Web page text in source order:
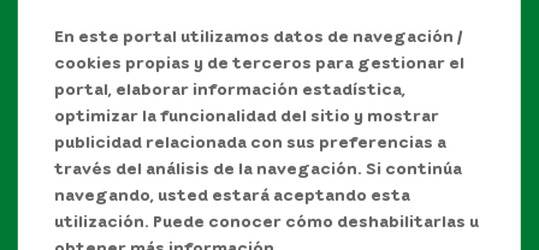
En este portal utilizamos datos de navegación /
cookies propias y de terceros para gestionar el
portal, elaborar información estadística,
optimizar la funcionalidad del sitio y mostrar
publicidad relacionada con sus preferencias a
través del análisis de la navegación. Si continúa
navegando, usted estará aceptando esta
utilización. Puede conocer cómo deshabilitarlas u